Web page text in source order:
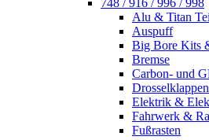
748 / 916 / 996 / 998
Alu & Titan
Auspuff
Big Bore Kits
Bremse
Carbon- und
Elektrik &
Fahrwerk &
Fußrasten